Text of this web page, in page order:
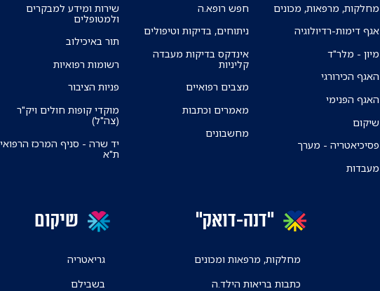
מחלקות, מרפאות, מכונים
אגף דימות-רדיולוגיה
מיון - מלר"ד
האגף הכירורגי
האגף הפנימי
שיקום
פסיכיאטריה - מערך
מעבדות
חפש רופא.ה
ניתוחים, בדיקות וטיפולים
אינדקס בדיקות מעבדה
קליניות
מצבים רפואיים
מאמרים וכתבות
מחשבונים
שירות ומידע למבקרים
ולמטופלים
תור באיכילוב
רשומות רפואיות
פניות הציבור
מוקדי קופות חולים ויק"ר
(צה"ל)
יד שרה - סניף המרכז הרפואי
ת"א
"דנה-דואק"
מחלקות, מרפאות ומכונים
כתבות בריאות הילד.ה
שיקום
גריאטריה
בשבילם